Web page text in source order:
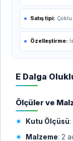
Satış tipi: Çoklu
Özelleştirme:
E Dalga
Ölçüler ve
Kutu Ölçüsü
Malzeme: 2